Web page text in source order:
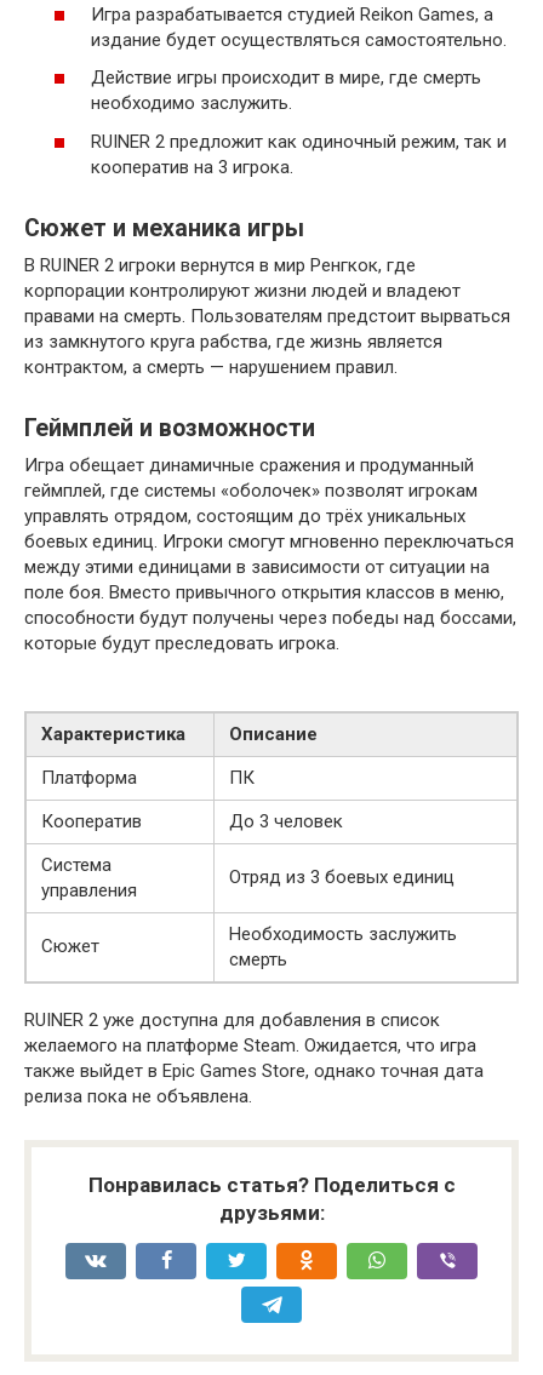
Игра разрабатывается студией Reikon Games, а
издание будет осуществляться самостоятельно.
Действие игры происходит в мире, где смерть
необходимо заслужить.
RUINER 2 предложит как одиночный режим, так и
кооператив на 3 игрока.
Сюжет и механика игры
В RUINER 2 игроки вернутся в мир Ренгкок, где
корпорации контролируют жизни людей и владеют
правами на смерть. Пользователям предстоит вырваться
из замкнутого круга рабства, где жизнь является
контрактом, а смерть — нарушением правил.
Геймплей и возможности
Игра обещает динамичные сражения и продуманный
геймплей, где системы «оболочек» позволят игрокам
управлять отрядом, состоящим до трёх уникальных
боевых единиц. Игроки смогут мгновенно переключаться
между этими единицами в зависимости от ситуации на
поле боя. Вместо привычного открытия классов в меню,
способности будут получены через победы над боссами,
которые будут преследовать игрока.
Характеристика
Описание
Платформа
ПК
Кооператив
До 3 человек
Система
управления
Отряд из 3 боевых единиц
Сюжет
Необходимость заслужить
смерть
RUINER 2 уже доступна для добавления в список
желаемого на платформе Steam. Ожидается, что игра
также выйдет в Epic Games Store, однако точная дата
релиза пока не объявлена.
Понравилась статья? Поделиться с
друзьями: